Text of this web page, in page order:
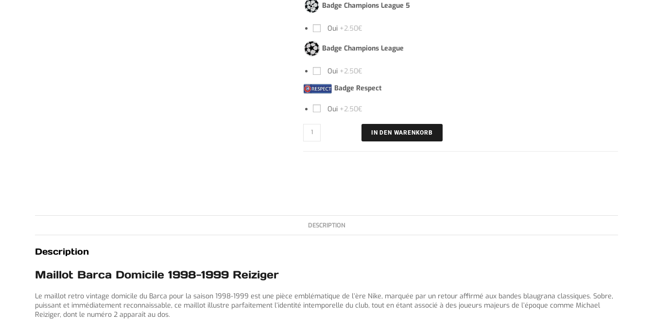
Badge Champions League 5
Oui +2.50€
Badge Champions League
Oui +2.50€
Badge Respect
Oui +2.50€
IN DEN WARENKORB
DESCRIPTION
Description
Maillot Barca Domicile 1998-1999 Reiziger
Le maillot retro vintage domicile du Barca pour la saison 1998-1999 est une pièce emblématique de l’ère Nike, marquée par un retour affirmé aux bandes blaugrana classiques. Sobre,
puissant et immédiatement reconnaissable, ce maillot illustre parfaitement l’identité intemporelle du club, tout en étant associé à des joueurs majeurs de l’époque comme Michael
Reiziger, dont le numéro 2 apparaît au dos.